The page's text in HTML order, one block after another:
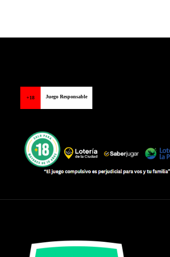
+18 Juego Responsable